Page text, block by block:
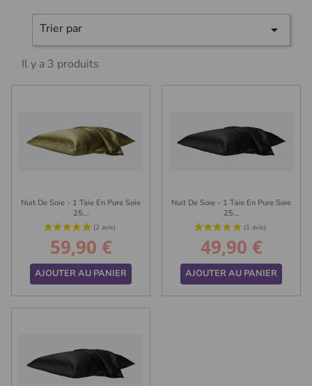
Trier par 
Il y a 3 produits
Nuit De Soie - 1 Taie En Pure Soie
25...
Prix
59,90 €
AJOUTER AU PANIER
Nuit De Soie - 1 Taie En Pure Soie
25...
Prix
49,90 €
AJOUTER AU PANIER